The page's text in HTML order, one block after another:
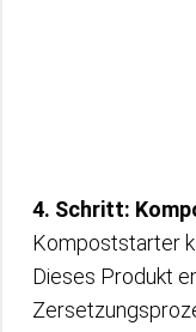
4. Schritt:
Kompoststarter
Dieses Produkt